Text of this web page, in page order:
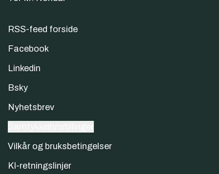
RSS-feed forside
Facebook
Linkedin
Bsky
Nyhetsbrev
Vilkår og bruksbetingelser
KI-retningslinjer